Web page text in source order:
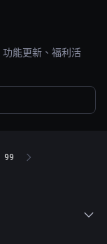
能更新、福利活
99